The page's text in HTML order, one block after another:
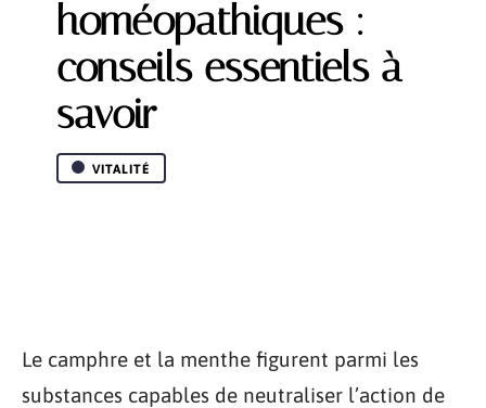
homéopathiques :
conseils essentiels à
savoir
VITALITÉ
Le camphre et la menthe figurent parmi les
substances capables de neutraliser l’action de